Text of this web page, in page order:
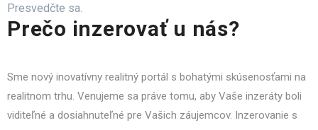
Presvedčte sa.
Prečo inzerovať u nás?
Sme nový inovatívny realitný portál s bohatými skúsenosťami na
realitnom trhu. Venujeme sa práve tomu, aby Vaše inzeráty boli
viditeľné a dosiahnuteľné pre Vašich záujemcov. Inzerovanie s